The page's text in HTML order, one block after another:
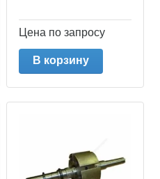
Цена по запросу
В корзину